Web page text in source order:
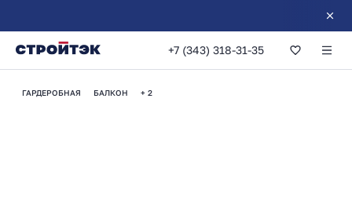
+7 (343) 318-31-35
ЖК «Мохито»
ГАРДЕРОБНАЯ БАЛКОН + 2